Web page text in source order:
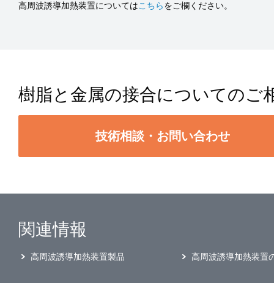
高周波誘導加熱装置についてはこちらをご欄ください。
樹脂と金属の接合についてのご
技術相談・お問い合わせ
関連情報
高周波誘導加熱装置製品 高周波誘導加熱装置